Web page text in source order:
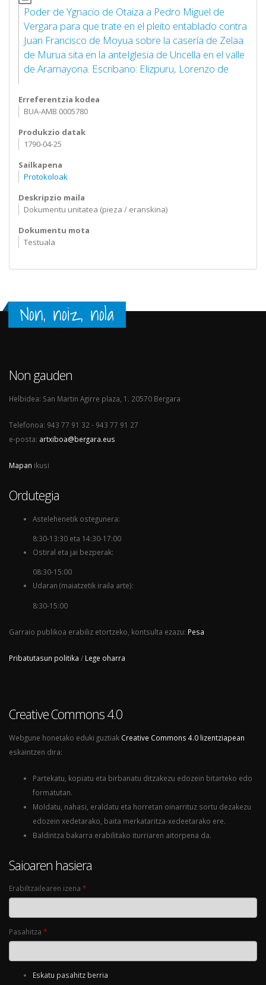
Poder de Ygnacio de Otaiza a Pedro Miguel de
Vergara para que trate en el pleito entablado contra
Juan Francisco de Moyua sobre la casería de Zelaa
de Murua sita en la anteIglesia de Uncella en el valle
de Aramayona. Escribano: Elizpuru, Lorenzo de
Erreferentzia kodea
BUA-AMB 0005780
Produkzio datak
1790-04-25
Sailkapena
Protokoloak
Deskripzio maila
Dokumentu unitatea (pieza / eranskina)
Dokumentu mota
Testuala
Non, noiz, nola
Non gauden
Helbidea: San Martin Agirre plaza, 1. 20570 Bergara
Telefonoa: 943 77 91 32 - 943 77 91 27
e-posta: artxiboa@bergara.eus
Mapan ikusi
Ordutegia
Astelehenetik ostegunera:
8:30-13:30 eta 14:30-17:00
Ostiral eta jai bezperak:
08:30-15:00
Udaran (maiatzetik iraila arte):
8:30-15:00
Garraio publikoa erabiliz etortzeko, kontsulta ezazu: Pesa
Pribatutasun politika / Lege oharra
Creative Commons 4.0
Webgune honetako eduki guztiak Creative Commons 4.0 lizentziapean
eskaintzen dira:
Partekatu, kopiatu eta birbanatu ditzakezu edozein bitarteko edo
formatutan.
Moldatu, nahasi, eraldatu eta horretan oinarrituz sortu dezakezu
edozein xedetarako, baita merkataritza-xedeetarako ere.
Baldintza bakarra erabilitako iturriaren aitorpena da.
Saioaren hasiera
Erabiltzailearen izena *
Pasahitza *
Eskatu pasahitz berria